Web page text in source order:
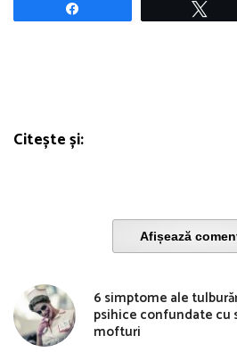
Citește și:
Afișează
6 simptome ale
psihice confundate cu
mofturi